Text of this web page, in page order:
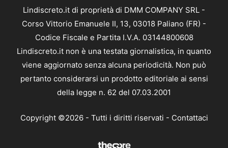
Lindiscreto.it di proprietà di DMM COMPANY SRL -
Corso Vittorio Emanuele II, 13, 03018 Paliano (FR) -
Codice Fiscale e Partita I.V.A. 03144800608
Lindiscreto.it non è una testata giornalistica, in quanto
viene aggiornato senza alcuna periodicità. Non può
pertanto considerarsi un prodotto editoriale ai sensi
della legge n. 62 del 07.03.2001
Copyright ©2026 - Tutti i diritti riservati - Contattaci